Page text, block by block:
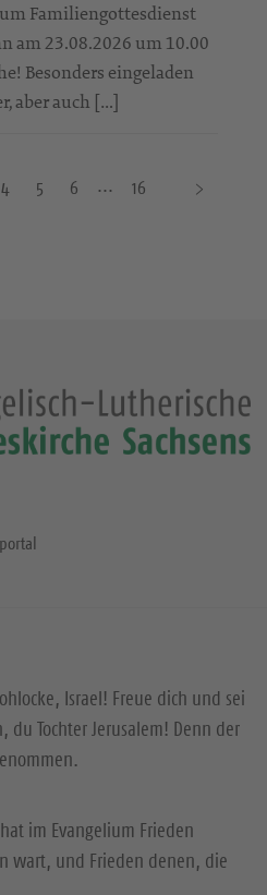
Familiengottesdienst
am 23.08.2026 um 10.00
Besonders eingeladen
aber auch […]
4 5 6 16
N
S
e
i
Israel! Freue dich und sei
du Tochter Jerusalem! Denn der
im Evangelium Frieden
wart, und Frieden denen, die